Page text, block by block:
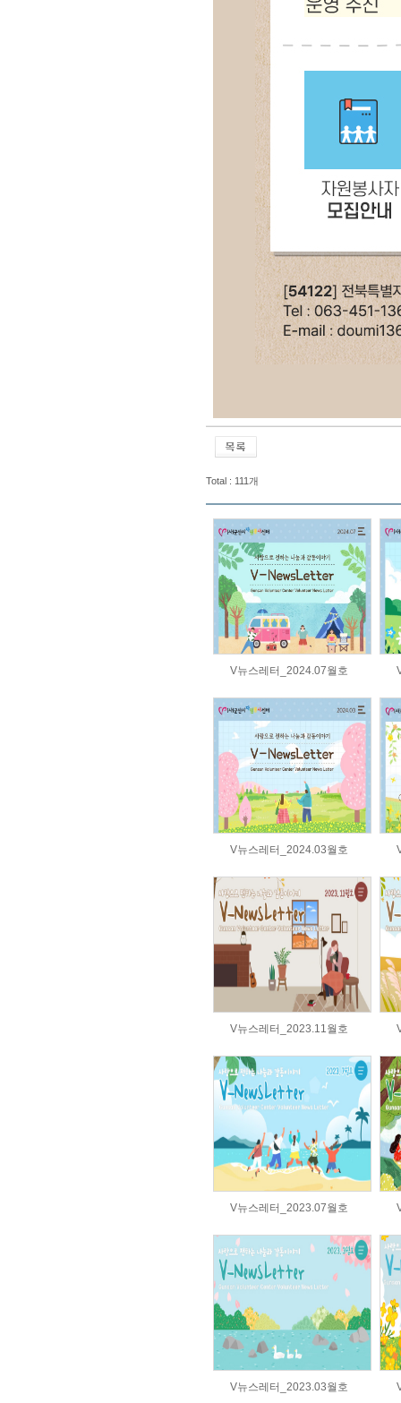
Total : 111개
V뉴스레터_2024.07월호
V뉴스레터_2024.03월호
V뉴스레터_2023.11월호
V뉴스레터_2023.07월호
V뉴스레터_2023.03월호